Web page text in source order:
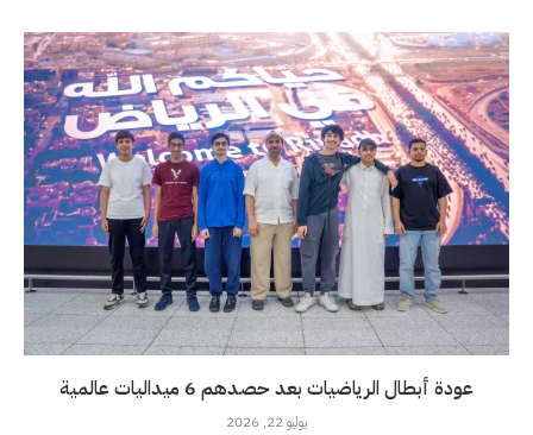
عودة أبطال الرياضيات بعد حصدهم 6 ميداليات عالمية
يوليو 22, 2026